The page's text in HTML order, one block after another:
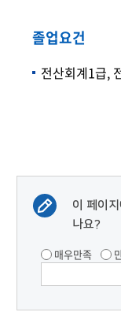
졸업요건
전산회계1급,
이 페이
나요?
매우만족